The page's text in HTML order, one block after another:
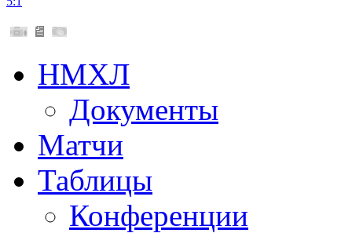
НМХЛ
Документы
Матчи
Таблицы
Конференции